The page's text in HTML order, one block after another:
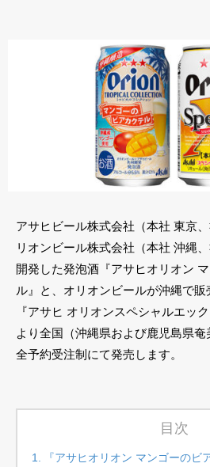
アサヒビール株式会社（本社 東京
リオンビール株式会社（本社 沖縄
開発した発泡酒『アサヒオリオン
ル』と、オリオンビールが沖縄で
『アサヒ オリオンスペシャルエッ
より全国（沖縄県および鹿児島県
全予約受注制にて発売します。
目次
『アサヒオリオン マンゴーのビ